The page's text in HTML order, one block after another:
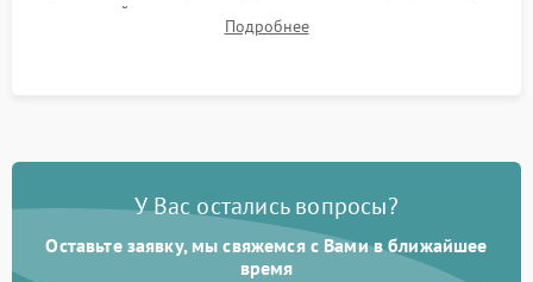
до нужной температуры, отсутствия посторонних шумов,
штатного слива и абсолютной сухости в поддоне.
Подробнее
У Вас остались вопросы?
Оставьте заявку, мы свяжемся с Вами в ближайшее
время